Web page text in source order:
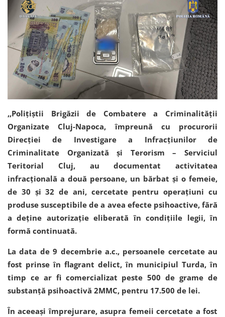
,,Polițiștii Brigăzii de Combatere a Criminalității
Organizate Cluj-Napoca, împreună cu procurorii
Direcției de Investigare a Infracțiunilor de
Criminalitate Organizată și Terorism – Serviciul
Teritorial Cluj, au documentat activitatea
infracțională a două persoane, un bărbat și o femeie,
de 30 și 32 de ani, cercetate pentru operațiuni cu
produse susceptibile de a avea efecte psihoactive, fără
a deține autorizație eliberată în condițiile legii, în
formă continuată.
La data de 9 decembrie a.c., persoanele cercetate au
fost prinse în flagrant delict, în municipiul Turda, în
timp ce ar fi comercializat peste 500 de grame de
substanță psihoactivă 2MMC, pentru 17.500 de lei.
În aceeași împrejurare, asupra femeii cercetate a fost